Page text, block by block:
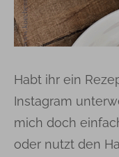
Habt ihr ein
Instagram
mich doch
oder nutzt den